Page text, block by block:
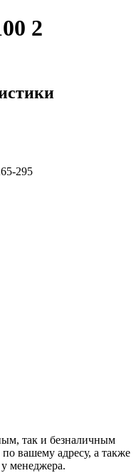
2
295
так и безналичным
вашему адресу, а также
менеджера.